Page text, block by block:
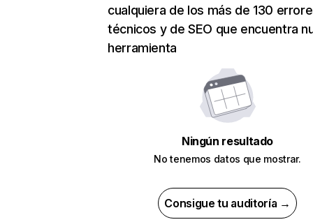
cualquiera de los más de 130
técnicos y de SEO que encuentra
herramienta
Ningún resultado
No tenemos datos que mostrar.
Consigue tu auditoría →